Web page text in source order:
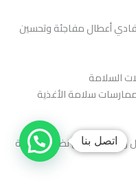
أعطال مفاجئة وتحسين
السلامة
سلامة الأغذية
وبعد كل تدخل لضمان حماية
اتصل بنا